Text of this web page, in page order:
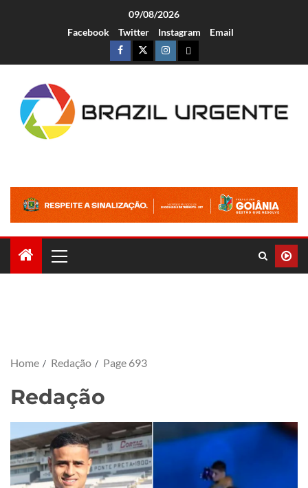
09/08/2026
Facebook
Twitter Instagram Email
Home Redação Page 693
Redação